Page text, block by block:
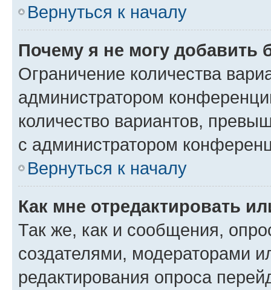
Вернуться к началу
Почему я не могу добавить
Ограничение количества
администратором
количество вариантов,
с администратором
Вернуться к началу
Как мне отредактировать
Так же, как и сообщения,
создателями, модераторами
редактирования опроса